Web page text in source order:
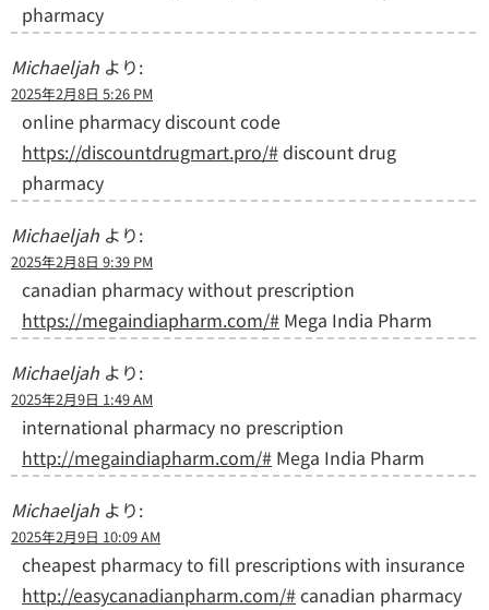
pharmacy
Michaeljah より:
2025年2月8日 5:26 PM
online pharmacy discount code
https://discountdrugmart.pro/#discount drug
pharmacy
Michaeljah より:
2025年2月8日 9:39 PM
canadian pharmacy without prescription
https://megaindiapharm.com/# Mega India Pharm
Michaeljah より:
2025年2月9日 1:49 AM
international pharmacy no prescription
http://megaindiapharm.com/# Mega India Pharm
Michaeljah より:
2025年2月9日 10:09 AM
cheapest pharmacy to fill prescriptions with insurance
http://easycanadianpharm.com/#canadian pharmacy